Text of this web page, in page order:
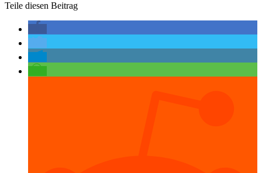
Teile diesen Beitrag